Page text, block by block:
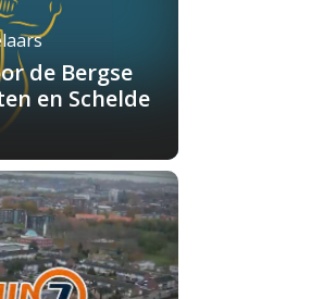
de Bergse
en Schelde